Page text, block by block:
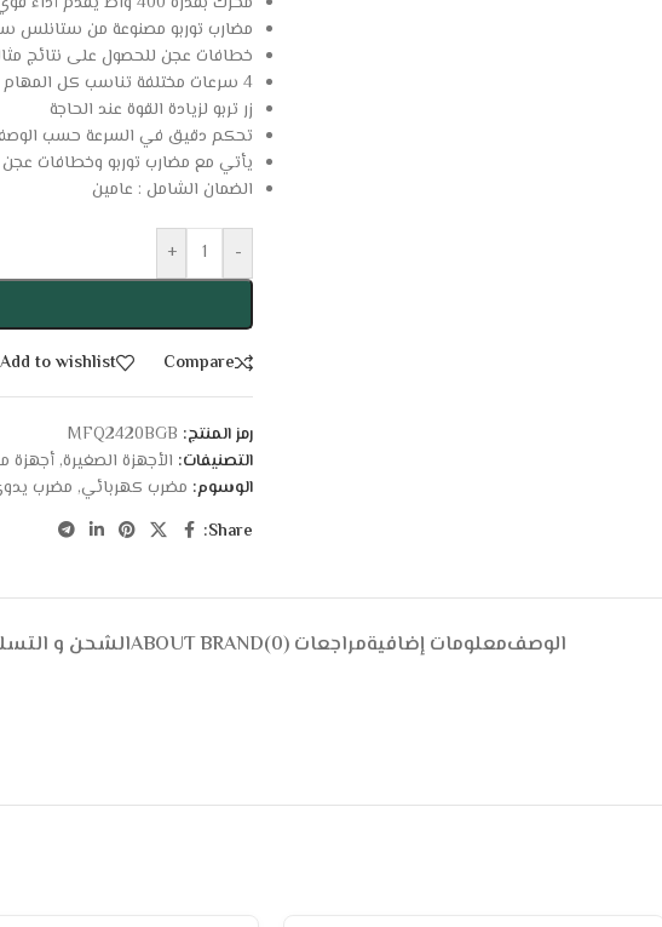
مضارب توربو مصنوعة من ستانلس
خطافات عجن للحصول على نتائج
4 سرعات مختلفة تناسب كل المهام
زر تربو لزيادة القوة عند الحاجة
تحكم دقيق في السرعة حسب
يأتي مع مضارب توربو وخطافات عجن
الضمان الشامل : عامين
-
+
Compare
Add to wishlist
رمز المنتج: MFQ2420BGB
التصنيفات: الأجهزة الصغيرة, أجهزة
الوسوم: مضرب كهربائي, مضرب
Share:
الوصفمعلومات إضافيةمراجعات (0) ABOUT BRANDالشحن و